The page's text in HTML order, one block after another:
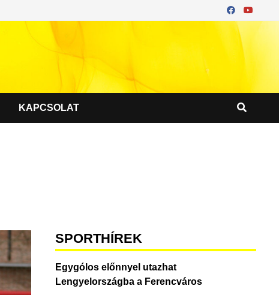
KAPCSOLAT
SPORTHÍREK
Egygólos előnnyel utazhat
Lengyelországba a Ferencváros